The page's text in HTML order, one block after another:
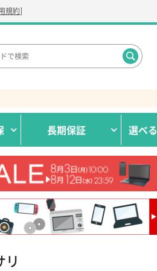
規約]
長期保証 選べる
リ